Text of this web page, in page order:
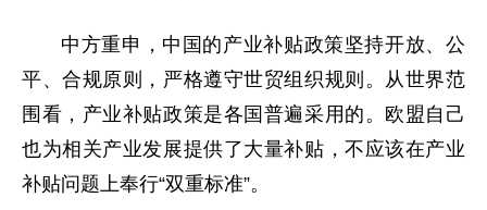
中方重申，中国的产业补贴政策坚持开放、公
平、合规原则，严格遵守世贸组织规则。从世界范
围看，产业补贴政策是各国普遍采用的。欧盟自己
也为相关产业发展提供了大量补贴，不应该在产业
补贴问题上奉行“双重标准”。